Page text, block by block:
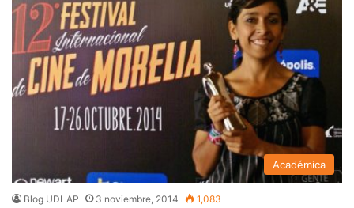
Académica
Blog UDLAP 3 noviembre, 2014 1,083